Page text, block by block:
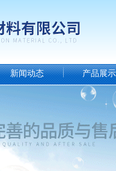
新闻动态 产品展示